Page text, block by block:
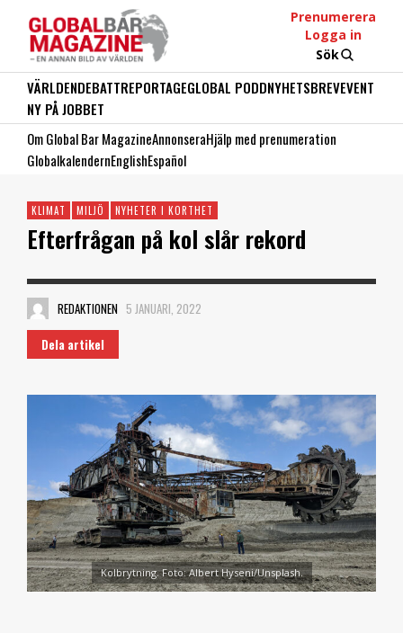
Prenumerera
Logga in
Sök
VÄRLDENDEBATTREPORTAGEGLOBAL PODDNYHETSBREVEVENT
NY PÅ JOBBET
Om Global Bar MagazineAnnonseraHjälp med prenumeration
GlobalkalendernEnglishEspañol
KLIMAT MILJÖ NYHETER I KORTHET
Efterfrågan på kol slår rekord
REDAKTIONEN 5 JANUARI, 2022
Dela artikel
Kolbrytning. Foto: Albert Hyseni/Unsplash.